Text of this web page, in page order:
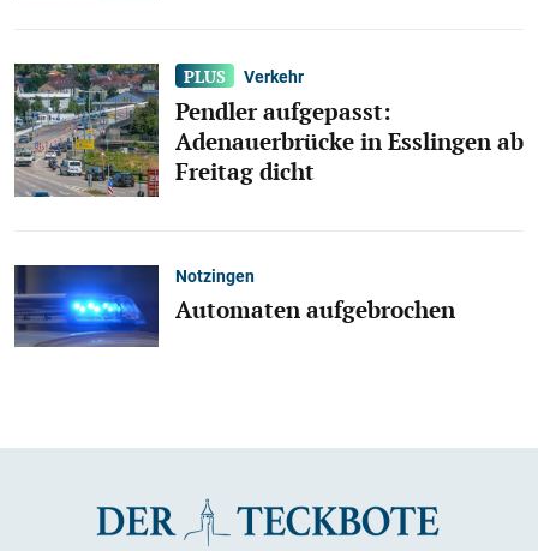
Verkehr
Pendler aufgepasst:
Adenauerbrücke in Esslingen ab
Freitag dicht
Notzingen
Automaten aufgebrochen